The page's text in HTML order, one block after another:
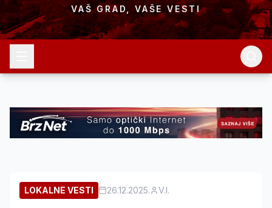
VAŠ GRAD, VAŠE VESTI
LOKALNE VESTI 26.12.2025. V.I.